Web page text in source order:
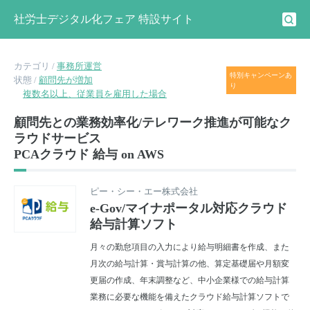
社労士デジタル化フェア 特設サイト
カテゴリ / 事務所運営
状態 / 顧問先が増加
複数名以上、従業員を雇用した場合
特別キャンペーンあ
り
顧問先との業務効率化/テレワーク推進が可能なク
ラウドサービス
PCAクラウド 給与 on AWS
ピー・シー・エー株式会社
e-Gov/マイナポータル対応クラウド
給与計算ソフト
月々の勤怠項目の入力により給与明細書を作成、また
月次の給与計算・賞与計算の他、算定基礎届や月額変
更届の作成、年末調整など、中小企業様での給与計算
業務に必要な機能を備えたクラウド給与計算ソフトで